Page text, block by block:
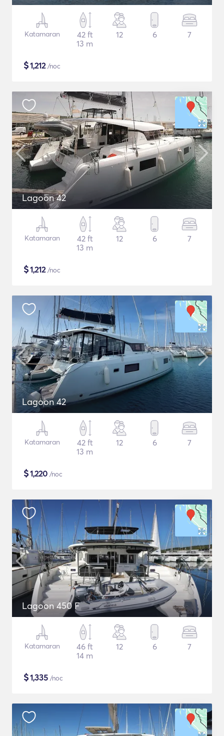
Katamaran
42 ft
13 m
12 6 7
$1,212/noc
Lagoon 42
Katamaran
42 ft
13 m
12 6 7
$1,212/noc
Lagoon 42
Katamaran
42 ft
13 m
12 6 7
$1,220 /noc
Lagoon 450 F
Katamaran
46 ft
14 m
12 6 7
$1,335 /noc